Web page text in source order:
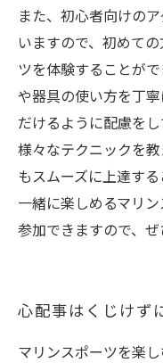
また、初心者向けの
いますので、初めて
ツを体験することが
や器具の使い方を丁
だけるように配慮を
様々なテクニックを
もスムーズに上達す
一緒に楽しめるマリ
参加できますので、ぜ
心配事はくじけず
マリンスポーツを楽